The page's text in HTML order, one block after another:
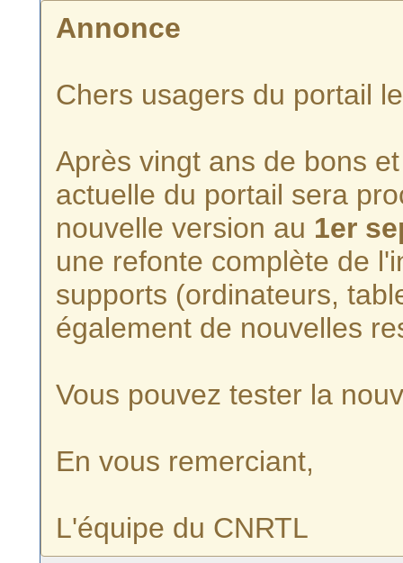
Annonce
Chers usagers du portail
Après vingt ans de bons
actuelle du portail sera
nouvelle version au 1er
une refonte complète de
supports (ordinateurs,
également de nouvelles
Vous pouvez tester la
En vous remerciant,
L'équipe du CNRTL